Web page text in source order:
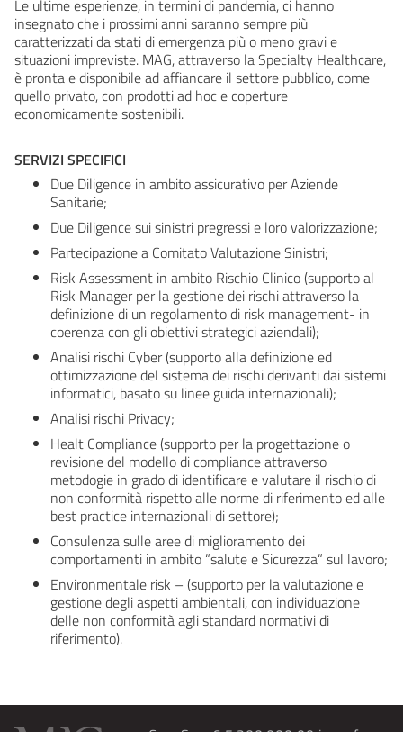
Le ultime esperienze, in termini di pandemia, ci hanno
insegnato che i prossimi anni saranno sempre più
caratterizzati da stati di emergenza più o meno gravi e
situazioni impreviste. MAG, attraverso la Specialty Healthcare,
è pronta e disponibile ad affiancare il settore pubblico, come
quello privato, con prodotti ad hoc e coperture
economicamente sostenibili.
SERVIZI SPECIFICI
Due Diligence in ambito assicurativo per Aziende
Sanitarie;
Due Diligence sui sinistri pregressi e loro valorizzazione;
Partecipazione a Comitato Valutazione Sinistri;
Risk Assessment in ambito Rischio Clinico (supporto al
Risk Manager per la gestione dei rischi attraverso la
definizione di un regolamento di risk management- in
coerenza con gli obiettivi strategici aziendali);
Analisi rischi Cyber (supporto alla definizione ed
ottimizzazione del sistema dei rischi derivanti dai sistemi
informatici, basato su linee guida internazionali);
Analisi rischi Privacy;
Healt Compliance (supporto per la progettazione o
revisione del modello di compliance attraverso
metodogie in grado di identificare e valutare il rischio di
non conformità rispetto alle norme di riferimento ed alle
best practice internazionali di settore);
Consulenza sulle aree di miglioramento dei
comportamenti in ambito “salute e Sicurezza“ sul lavoro;
Environmentale risk – (supporto per la valutazione e
gestione degli aspetti ambientali, con individuazione
delle non conformità agli standard normativi di
riferimento).